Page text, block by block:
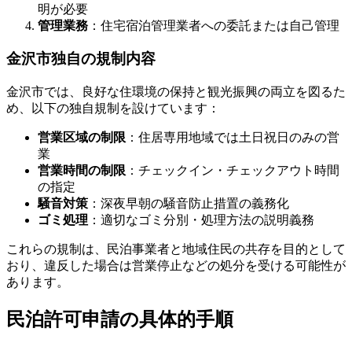
明が必要
管理業務 ：住宅宿泊管理業者への委託または自己管理
金沢市独自の規制内容
金沢市では、良好な住環境の保持と観光振興の両立を図るた
め、以下の独自規制を設けています：
営業区域の制限 ：住居専用地域では土日祝日のみの営
業
営業時間の制限 ：チェックイン・チェックアウト時間
の指定
騒音対策 ：深夜早朝の騒音防止措置の義務化
ゴミ処理 ：適切なゴミ分別・処理方法の説明義務
これらの規制は、民泊事業者と地域住民の共存を目的として
おり、違反した場合は営業停止などの処分を受ける可能性が
あります。
民泊許可申請の具体的手順